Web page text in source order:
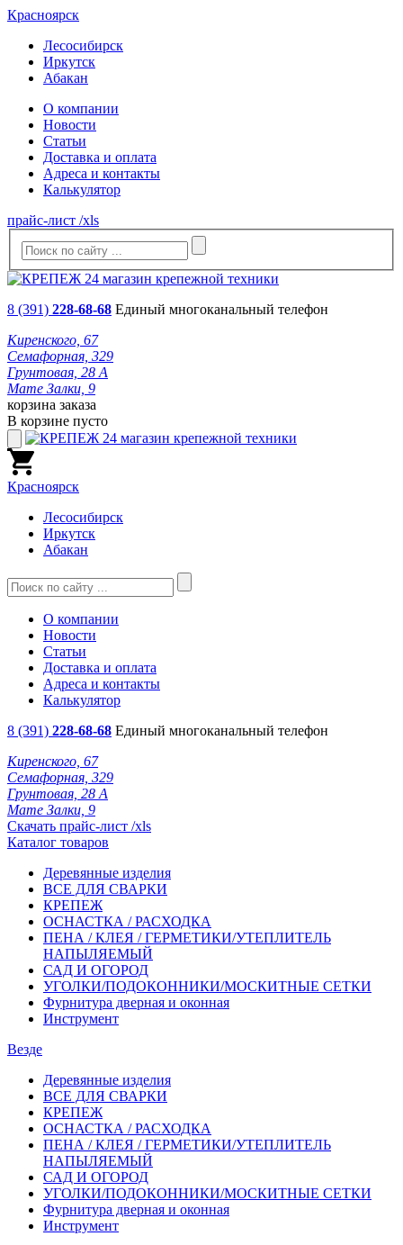
Красноярск
Лесосибирск
Иркутск
Абакан
О компании
Новости
Статьи
Доставка и оплата
Адреса и контакты
Калькулятор
прайс-лист /xls
8 (391) 228-68-68 Единый многоканальный телефон
Киренского, 67
Семафорная, 329
Грунтовая, 28 А
Мате Залки, 9
корзина заказа
В корзине пусто
Красноярск
Лесосибирск
Иркутск
Абакан
О компании
Новости
Статьи
Доставка и оплата
Адреса и контакты
Калькулятор
8 (391) 228-68-68 Единый многоканальный телефон
Киренского, 67
Семафорная, 329
Грунтовая, 28 А
Мате Залки, 9
Скачать прайс-лист /xls
Каталог товаров
Деревянные изделия
ВСЕ ДЛЯ СВАРКИ
КРЕПЕЖ
ОСНАСТКА / РАСХОДКА
ПЕНА / КЛЕЯ / ГЕРМЕТИКИ/УТЕПЛИТЕЛЬ
НАПЫЛЯЕМЫЙ
САД И ОГОРОД
УГОЛКИ/ПОДОКОННИКИ/МОСКИТНЫЕ СЕТКИ
Фурнитура дверная и оконная
Инструмент
Везде
Деревянные изделия
ВСЕ ДЛЯ СВАРКИ
КРЕПЕЖ
ОСНАСТКА / РАСХОДКА
ПЕНА / КЛЕЯ / ГЕРМЕТИКИ/УТЕПЛИТЕЛЬ
НАПЫЛЯЕМЫЙ
САД И ОГОРОД
УГОЛКИ/ПОДОКОННИКИ/МОСКИТНЫЕ СЕТКИ
Фурнитура дверная и оконная
Инструмент